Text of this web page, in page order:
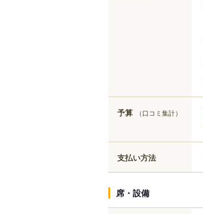
予算 （口コミ集計）
支払い方法
席・設備